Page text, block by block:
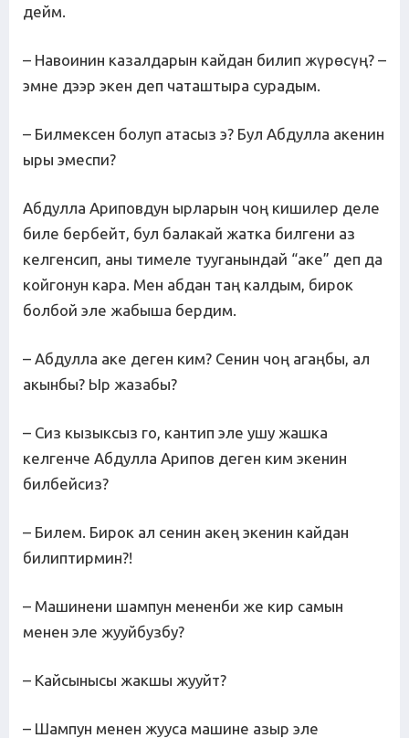
дейм.
– Навоинин казалдарын кайдан билип жүрөсүң? –
эмне дээр экен деп чаташтыра сурадым.
– Билмексен болуп атасыз э? Бул Абдулла акенин
ыры эмеспи?
Абдулла Ариповдун ырларын чоң кишилер деле
биле бербейт, бул балакай жатка билгени аз
келгенсип, аны тимеле тууганындай “аке” деп да
койгонун кара. Мен абдан таң калдым, бирок
болбой эле жабыша бердим.
– Абдулла аке деген ким? Сенин чоң агаңбы, ал
акынбы? Ыр жазабы?
– Сиз кызыксыз го, кантип эле ушу жашка
келгенче Абдулла Арипов деген ким экенин
билбейсиз?
– Билем. Бирок ал сенин акең экенин кайдан
билиптирмин?!
– Машинени шампун мененби же кир самын
менен эле жууйбузбу?
– Кайсынысы жакшы жууйт?
– Шампун менен жууса машине азыр эле